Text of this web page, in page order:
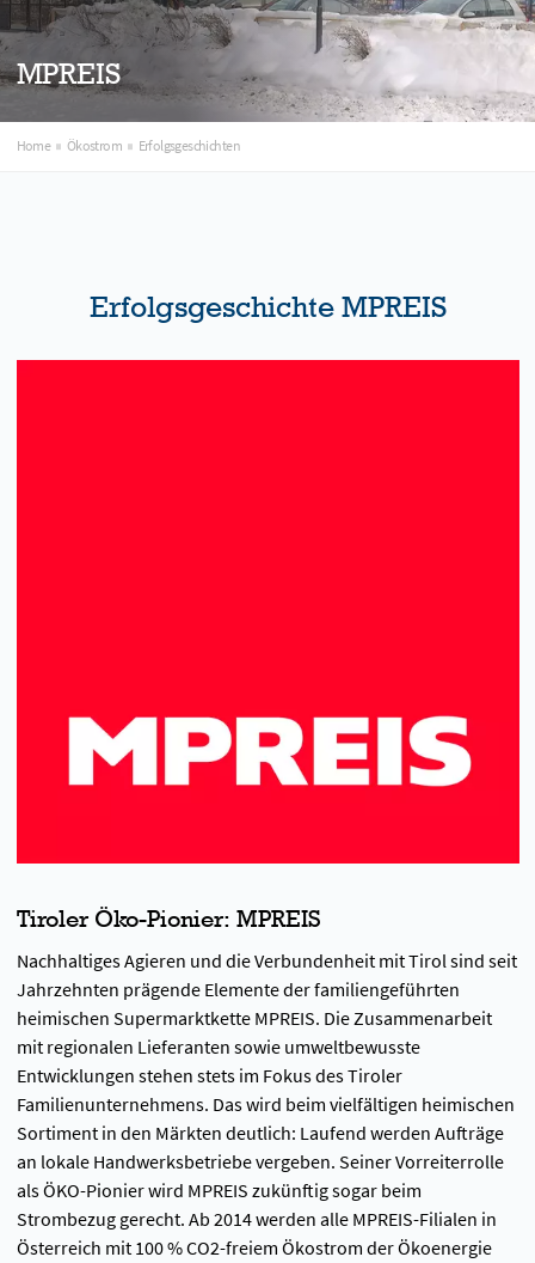
MPREIS
Home Ökostrom Erfolgsgeschichten
Erfolgsgeschichte MPREIS
Tiroler Öko-Pionier: MPREIS
Nachhaltiges Agieren und die Verbundenheit mit Tirol sind seit
Jahrzehnten prägende Elemente der familiengeführten
heimischen Supermarktkette MPREIS. Die Zusammenarbeit
mit regionalen Lieferanten sowie umweltbewusste
Entwicklungen stehen stets im Fokus des Tiroler
Familienunternehmens. Das wird beim vielfältigen heimischen
Sortiment in den Märkten deutlich: Laufend werden Aufträge
an lokale Handwerksbetriebe vergeben. Seiner Vorreiterrolle
als ÖKO-Pionier wird MPREIS zukünftig sogar beim
Strombezug gerecht. Ab 2014 werden alle MPREIS-Filialen in
Österreich mit 100 % CO2-freiem Ökostrom der Ökoenergie